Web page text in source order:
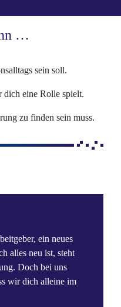
…
sein soll.
eine Rolle spielt.
zu finden sein muss.
ein neues
alles neu ist, steht
Doch bei uns
wir dich alleine im